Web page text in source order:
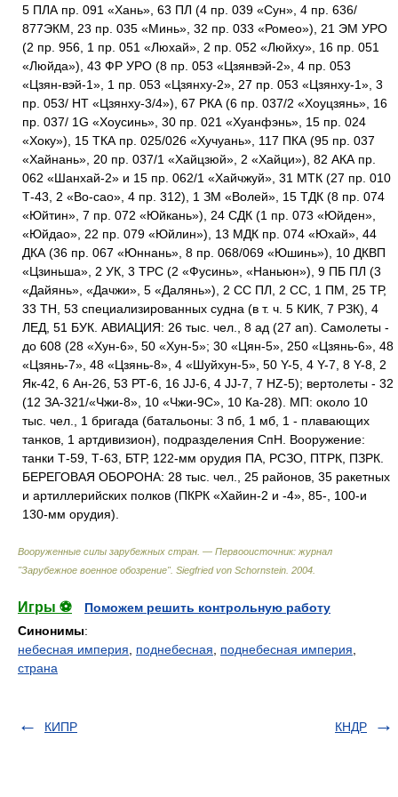
5 ПЛА пр. 091 «Хань», 63 ПЛ (4 пр. 039 «Сун», 4 пр. 636/
877ЭКМ, 23 пр. 035 «Минь», 32 пр. 033 «Ромео»), 21 ЭМ УРО
(2 пр. 956, 1 пр. 051 «Люхай», 2 пр. 052 «Люйху», 16 пр. 051
«Люйда»), 43 ФР УРО (8 пр. 053 «Цзянвэй-2», 4 пр. 053
«Цзян-вэй-1», 1 пр. 053 «Цзянху-2», 27 пр. 053 «Цзянху-1», 3
пр. 053/ НТ «Цзянху-3/4»), 67 РКА (6 пр. 037/2 «Хоуцзянь», 16
пр. 037/ 1G «Хоусинь», 30 пр. 021 «Хуанфэнь», 15 пр. 024
«Хоку»), 15 ТКА пр. 025/026 «Хучуань», 117 ПКА (95 пр. 037
«Хайнань», 20 пр. 037/1 «Хайцзюй», 2 «Хайци»), 82 АКА пр.
062 «Шанхай-2» и 15 пр. 062/1 «Хайчжуй», 31 МТК (27 пр. 010
Т-43, 2 «Во-сао», 4 пр. 312), 1 ЗМ «Волей», 15 ТДК (8 пр. 074
«Юйтин», 7 пр. 072 «Юйкань»), 24 СДК (1 пр. 073 «Юйден»,
«Юйдао», 22 пр. 079 «Юйлин»), 13 МДК пр. 074 «Юхай», 44
ДКА (36 пр. 067 «Юннань», 8 пр. 068/069 «Юшинь»), 10 ДКВП
«Цзиньша», 2 УК, 3 ТРС (2 «Фусинь», «Наньюн»), 9 ПБ ПЛ (3
«Дайянь», «Дачжи», 5 «Далянь»), 2 СС ПЛ, 2 СС, 1 ПМ, 25 ТР,
33 ТН, 53 специализированных судна (в т. ч. 5 КИК, 7 РЗК), 4
ЛЕД, 51 БУК. АВИАЦИЯ: 26 тыс. чел., 8 ад (27 ап). Самолеты -
до 608 (28 «Хун-6», 50 «Хун-5»; 30 «Цян-5», 250 «Цзянь-6», 48
«Цзянь-7», 48 «Цзянь-8», 4 «Шуйхун-5», 50 Y-5, 4 Y-7, 8 Y-8, 2
Як-42, 6 Ан-26, 53 РТ-6, 16 JJ-6, 4 JJ-7, 7 HZ-5); вертолеты - 32
(12 ЗА-321/«Чжи-8», 10 «Чжи-9С», 10 Ка-28). МП: около 10
тыс. чел., 1 бригада (батальоны: 3 пб, 1 мб, 1 - плавающих
танков, 1 артдивизион), подразделения СпН. Вооружение:
танки Т-59, Т-63, БТР, 122-мм орудия ПА, РСЗО, ПТРК, ПЗРК.
БЕРЕГОВАЯ ОБОРОНА: 28 тыс. чел., 25 районов, 35 ракетных
и артиллерийских полков (ПКРК «Хайин-2 и -4», 85-, 100-и
130-мм орудия).
Вооруженные силы зарубежных стран. — Первооисточник: журнал
"Зарубежное военное обозрение". Siegfried von Schornstein 2004
Игры ⚽
Поможем решить контрольную работу
Синонимы:
небесная империя
поднебесная поднебесная империя
страна
КИПР КНДР